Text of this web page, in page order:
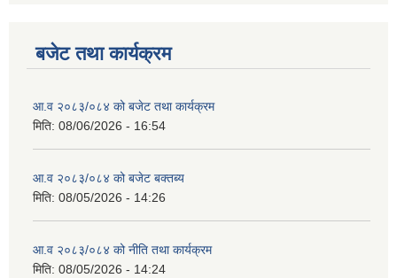
बजेट तथा कार्यक्रम
आ.व २०८३/०८४ को बजेट तथा कार्यक्रम
मिति: 08/06/2026 - 16:54
आ.व २०८३/०८४ को बजेट बक्तब्य
मिति: 08/05/2026 - 14:26
आ.व २०८३/०८४ को नीति तथा कार्यक्रम
मिति: 08/05/2026 - 14:24